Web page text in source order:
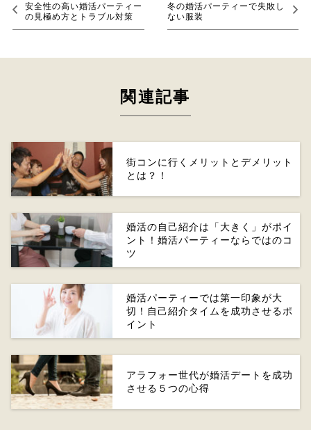
安全性の高い婚活パーティー
の見極め方とトラブル対策
冬の婚活パーティーで失敗し
ない服装
関連記事
街コンに行くメリットとデメリット
とは？！
婚活の自己紹介は「大きく」がポイ
ント！婚活パーティーならではのコ
ツ
婚活パーティーでは第一印象が大
切！自己紹介タイムを成功させるポ
イント
アラフォー世代が婚活デートを成功
させる５つの心得